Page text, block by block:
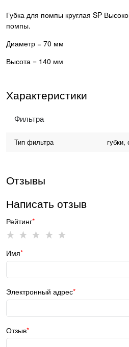
Губка для помпы круглая SP
помпы.
Диаметр = 70 мм
Высота = 140 мм
Характеристики
Фильтра
Тип фильтра губки,
Отзывы
Написать отзыв
Рейтинг
Имя
Электронный адрес
Отзыв